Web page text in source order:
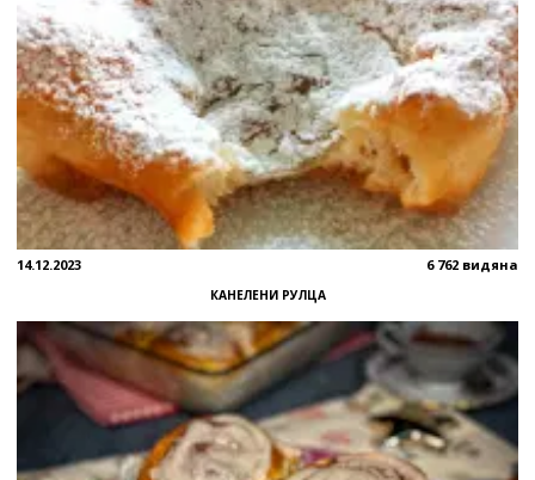
14.12.2023 6 762 видяна
КАНЕЛЕНИ РУЛЦА